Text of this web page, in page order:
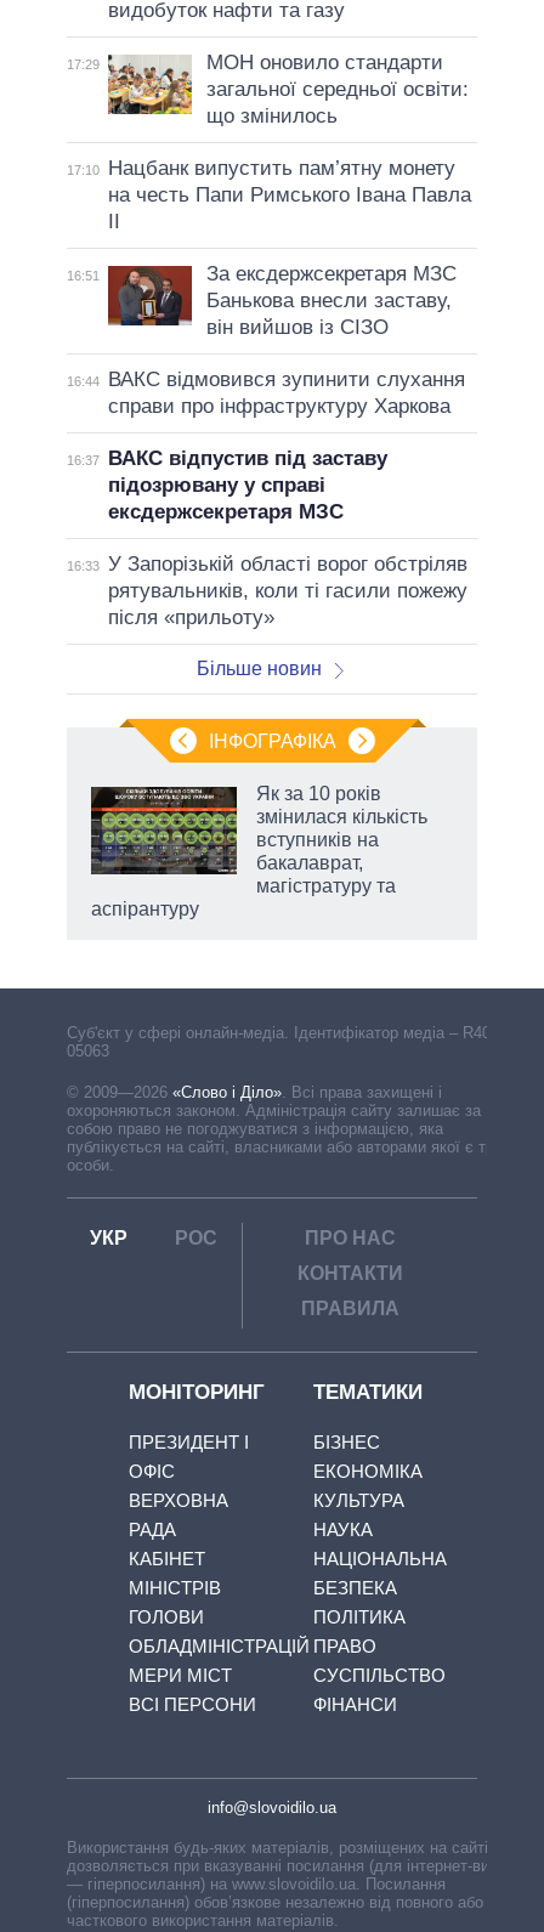
видобуток нафти та газу
17:29
МОН оновило стандарти
загальної середньої освіти:
що змінилось
17:10
Нацбанк випустить пам’ятну монету
на честь Папи Римського Івана Павла
16:51
За ексдержсекретаря МЗС
Банькова внесли заставу,
він вийшов із СІЗО
16:44
ВАКС відмовився зупинити слухання
справи про інфраструктуру Харкова
16:37
ВАКС відпустив під заставу
підозрювану у справі
ексдержсекретаря МЗС
16:33 У Запорізькій області ворог обстріляв
рятувальників, коли ті гасили пожежу
після «прильоту»
Більше новин
ІНФОГРАФІКА
Як за 10 років
змінилася кількість
вступників на
бакалаврат,
магістратуру та
аспірантуру
Cуб'єкт у сфері онлайн-медіа. Ідентифікатор медіа – R40-
05063
© 2009—2026 «Слово і Діло». Всі права захищені і
охороняються законом. Адміністрація сайту залишає за
собою право не погоджуватися з інформацією, яка
публікується на сайті, власниками або авторами якої є треті
особи.
УКР РОС
ПРО НАС
КОНТАКТИ
ПРАВИЛА
МОНІТОРИНГ
ПРЕЗИДЕНТ І
ОФІС
ВЕРХОВНА
РАДА
КАБІНЕТ
МІНІСТРІВ
ГОЛОВИ
ОБЛАДМІНІСТРАЦІЙ
МЕРИ МІСТ
ВСІ ПЕРСОНИ
ТЕМАТИКИ
БІЗНЕС
ЕКОНОМІКА
КУЛЬТУРА
НАУКА
НАЦІОНАЛЬНА
БЕЗПЕКА
ПОЛІТИКА
ПРАВО
СУСПІЛЬСТВО
ФІНАНСИ
info@slovoidilo.ua
Використання будь-яких матеріалів, розміщених на сайті,
дозволяється при вказуванні посилання (для інтернет-видань
— гіперпосилання) на www.slovoidilo.ua. Посилання
(гіперпосилання) обов’язкове незалежно від повного або
часткового використання матеріалів.